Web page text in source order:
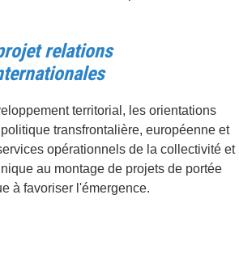
relations
territorial, les orientations
transfrontalière, européenne et
opérationnels de la collectivité et
au montage de projets de portée
à favoriser l'émergence.